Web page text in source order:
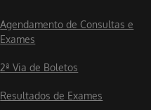
Agendamento de Consultas e
Exames
2ª Via de Boletos
Resultados de Exames